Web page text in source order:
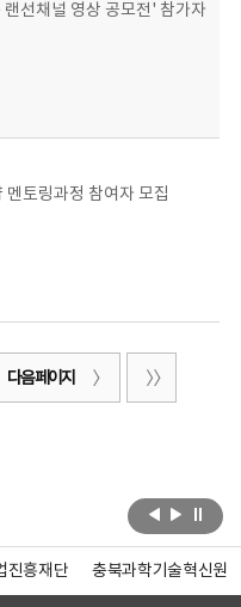
선채널 영상 공모전' 참가자
토링과정 참여자 모집
다음 페이지
진흥재단 충북과학기술혁신원